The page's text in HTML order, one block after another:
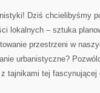
Dziś chcielibyśmy
lokalnych​ – sztuka
przestrzeni w
urbanistyczne?
tajnikami tej